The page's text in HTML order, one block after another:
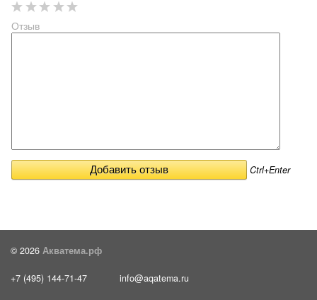
Отзыв
Ctrl+Enter
© 2026 Акватема.рф
+7 (495) 144-71-47 info@aqatema.ru